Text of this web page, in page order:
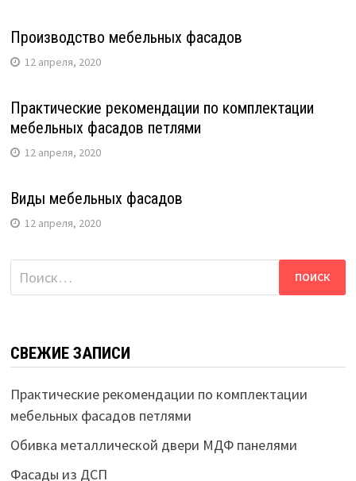
Производство мебельных фасадов
12 апреля, 2020
Практические рекомендации по комплектации
мебельных фасадов петлями
12 апреля, 2020
Виды мебельных фасадов
12 апреля, 2020
Найти:
СВЕЖИЕ ЗАПИСИ
Практические рекомендации по комплектации
мебельных фасадов петлями
Обивка металлической двери МДФ панелями
Фасады из ДСП